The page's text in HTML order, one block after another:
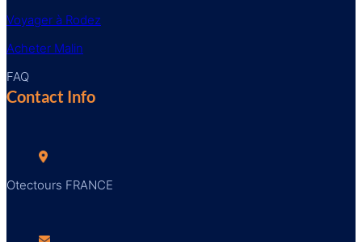
Voyager à Rodez
Acheter Malin
FAQ
Contact Info
Otectours FRANCE